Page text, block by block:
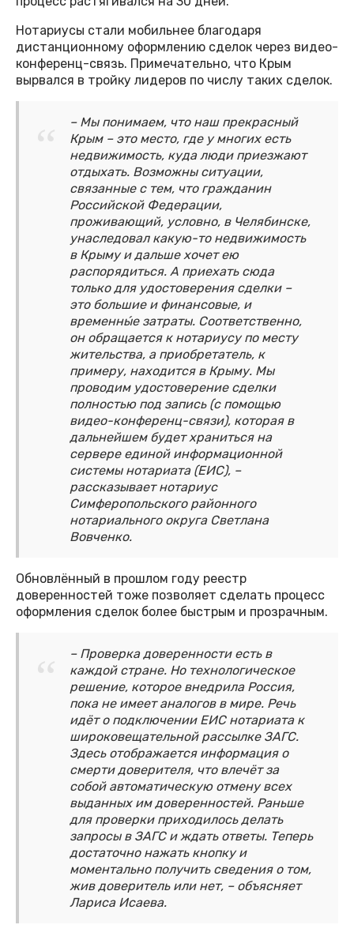
Нотариусы стали мобильнее благодаря
дистанционному оформлению сделок через видео-
конференц-связь. Примечательно, что Крым
вырвался в тройку лидеров по числу таких сделок.
– Мы понимаем, что наш прекрасный
Крым – это место, где у многих есть
недвижимость, куда люди приезжают
отдыхать. Возможны ситуации,
связанные с тем, что гражданин
Российской Федерации,
проживающий, условно, в Челябинске,
унаследовал какую-то недвижимость
в Крыму и дальше хочет ею
распорядиться. А приехать сюда
только для удостоверения сделки –
это большие и финансовые, и
временны́е затраты. Соответственно,
он обращается к нотариусу по месту
жительства, а приобретатель, к
примеру, находится в Крыму. Мы
проводим удостоверение сделки
полностью под запись (с помощью
видео-конференц-связи), которая в
дальнейшем будет храниться на
сервере единой информационной
системы нотариата (ЕИС), –
рассказывает нотариус
Симферопольского районного
нотариального округа Светлана
Вовченко.
Обновлённый в прошлом году реестр
доверенностей тоже позволяет сделать процесс
оформления сделок более быстрым и прозрачным.
– Проверка доверенности есть в
каждой стране. Но технологическое
решение, которое внедрила Россия,
пока не имеет аналогов в мире. Речь
идёт о подключении ЕИС нотариата к
широковещательной рассылке ЗАГС.
Здесь отображается информация о
смерти доверителя, что влечёт за
собой автоматическую отмену всех
выданных им доверенностей. Раньше
для проверки приходилось делать
запросы в ЗАГС и ждать ответы. Теперь
достаточно нажать кнопку и
моментально получить сведения о том,
жив доверитель или нет, – объясняет
Лариса Исаева.